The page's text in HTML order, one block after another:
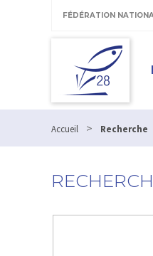
FÉDÉRATION
Accueil > Recherche